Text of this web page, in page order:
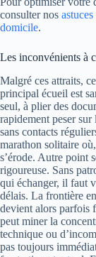
consulter nos
domicile.
Les inconvénients à
Malgré ces attraits,
principal écueil est
seul, à plier des
rapidement peser
sans contacts
marathon solitaire
s’érode. Autre point
rigoureuse. Sans
qui échanger, il faut
délais. La frontière
devient alors parfois
peut miner la
technique ou
pas toujours